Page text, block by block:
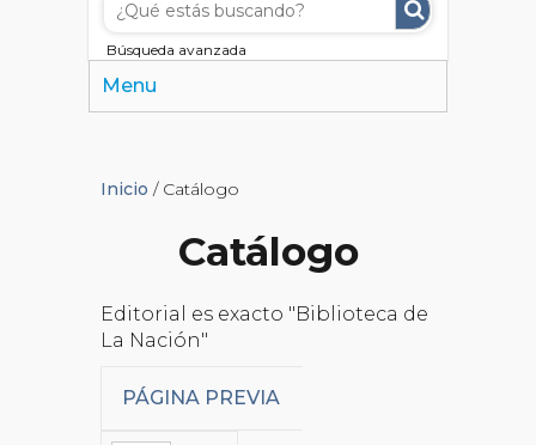
Búsqueda avanzada
Menu
Inicio / Catálogo
Catálogo
Editorial es exacto "Biblioteca de
La Nación"
PÁGINA PREVIA